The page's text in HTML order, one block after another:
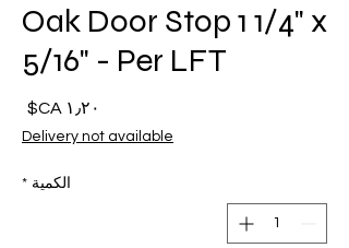
Oak Door Stop 1 1/4" x
5/16" - Per LFT
Delivery not available
الكمية *